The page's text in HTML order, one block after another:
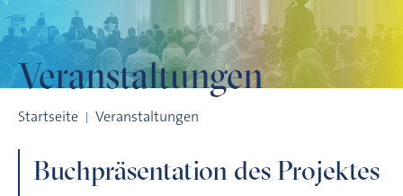
Veranstaltungen
Startseite Veranstaltungen
Buchpräsentation des Projektes